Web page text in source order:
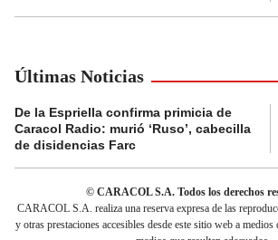
Últimas Noticias
De la Espriella confirma primicia de
Caracol Radio: murió ‘Ruso’, cabecilla
de disidencias Farc
© CARACOL S.A. Todos los derechos
CARACOL S.A. realiza una reserva expresa de las
y otras prestaciones accesibles desde este sitio web a medios